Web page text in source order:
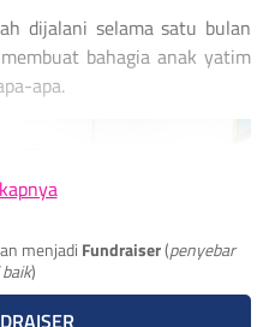
dijalani selama satu bulan
bahagia anak yatim
apa.
menjadi Fundraiser(penyebar
)